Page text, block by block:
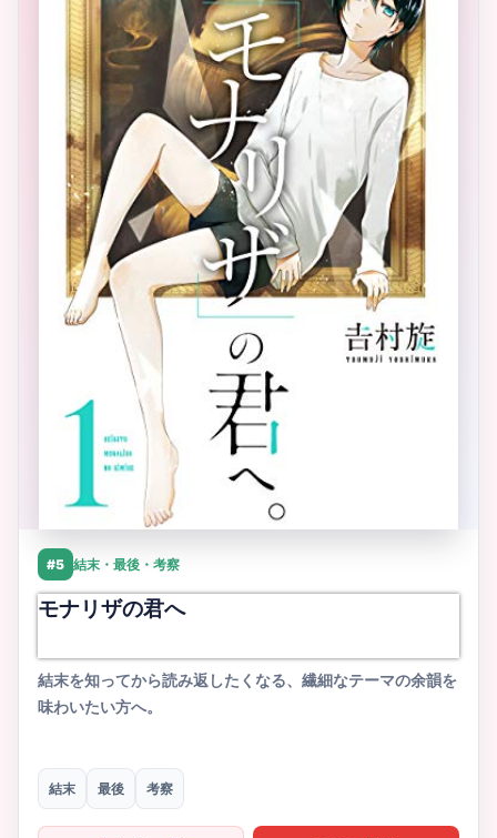
#5 結末・最後・考察
モナリザの君へ
結末を知ってから読み返したくなる、繊細なテーマの余韻を
味わいたい方へ。
結末 最後 考察